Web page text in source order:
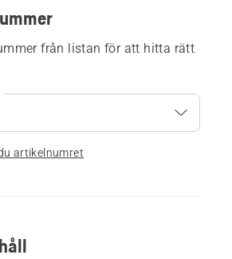
från listan för att hitta rätt
artikelnumret